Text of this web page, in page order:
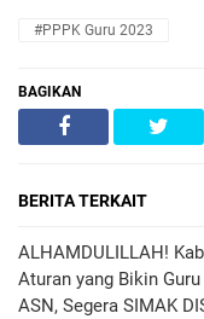
#PPPK Guru 2023
BAGIKAN
BERITA TERKAIT
ALHAMDULILLAH!
Aturan yang Bikin
ASN, Segera SIMAK